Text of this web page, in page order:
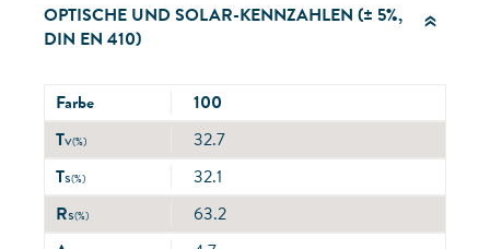
OPTISCHE UND SOLAR-KENNZAHLEN (± 5%,
DIN EN 410)
Farbe
100
Tv(%)
32.7
Ts(%)
32.1
Rs(%)
63.2